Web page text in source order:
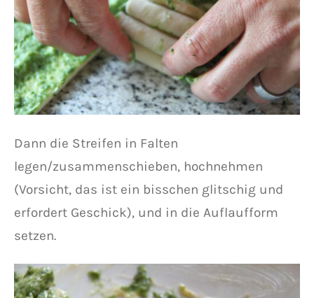
Dann die Streifen in Falten
legen/zusammenschieben, hochnehmen
(Vorsicht, das ist ein bisschen glitschig und
erfordert Geschick), und in die Auflaufform
setzen.